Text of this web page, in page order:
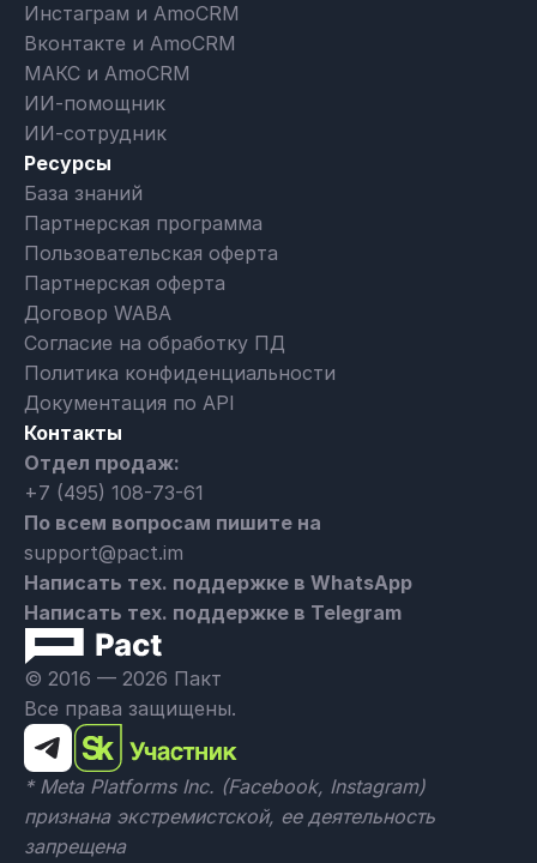
© 2016 — 2026 Пакт
Все права защищены.
* Meta Platforms Inc. (Facebook, Instagram)
признана экстремистской, ее деятельность
запрещена
Инстаграм и AmoCRM
Вконтакте и AmoCRM
МАКС и AmoCRM
ИИ-помощник
ИИ-сотрудник
Ресурсы
База знаний
Партнерская программа
Пользовательская оферта
Партнерская оферта
Договор WABA
Согласие на обработку ПД
Политика конфиденциальности
Документация по API
Контакты
Отдел продаж:
+7 (495) 108-73-61
По всем вопросам пишите на
support@pact.im
Написать тех. поддержке в WhatsApp
Написать тех. поддержке в Telegram